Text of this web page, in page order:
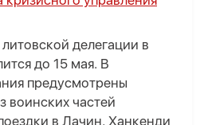
делегации в
до 15 мая. В
предусмотрены
воинских частей
в Лачин, Ханкенди